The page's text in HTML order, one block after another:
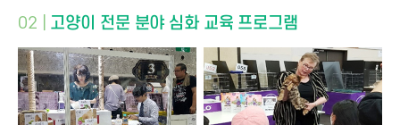
02 | 고양이 전문 분야 심화 교육 프로그램